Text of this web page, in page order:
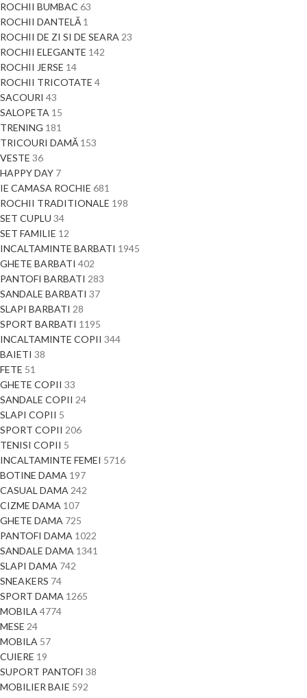
ROCHII BUMBAC 63
ROCHII DANTELĂ 1
ROCHII DE ZI SI DE SEARA 23
ROCHII ELEGANTE 142
ROCHII JERSE 14
ROCHII TRICOTATE 4
SACOURI 43
SALOPETA 15
TRENING 181
TRICOURI DAMĂ 153
VESTE 36
HAPPY DAY 7
IE CAMASA ROCHIE 681
ROCHII TRADITIONALE 198
SET CUPLU 34
SET FAMILIE 12
INCALTAMINTE BARBATI 1945
GHETE BARBATI 402
PANTOFI BARBATI 283
SANDALE BARBATI 37
SLAPI BARBATI 28
SPORT BARBATI 1195
INCALTAMINTE COPII 344
BAIETI 38
FETE 51
GHETE COPII 33
SANDALE COPII 24
SLAPI COPII 5
SPORT COPII 206
TENISI COPII 5
INCALTAMINTE FEMEI 5716
BOTINE DAMA 197
CASUAL DAMA 242
CIZME DAMA 107
GHETE DAMA 725
PANTOFI DAMA 1022
SANDALE DAMA 1341
SLAPI DAMA 742
SNEAKERS 74
SPORT DAMA 1265
MOBILA 4774
MESE 24
MOBILA 57
CUIERE 19
SUPORT PANTOFI 38
MOBILIER BAIE 592